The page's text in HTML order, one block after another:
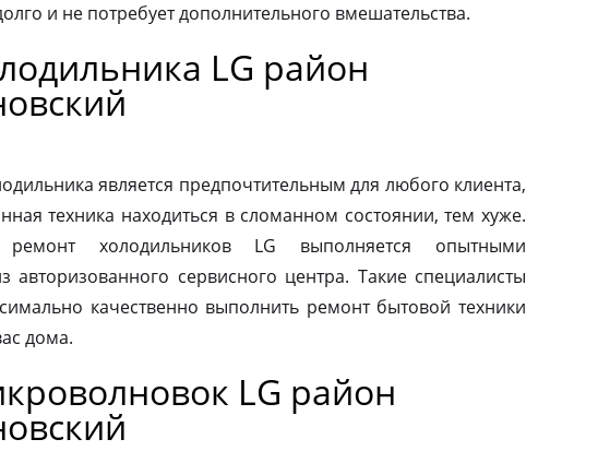
и не потребует дополнительного вмешательства.
LG район
является предпочтительным для любого клиента,
техника находиться в сломанном состоянии, тем хуже.
холодильников LG выполняется опытными
авторизованного сервисного центра. Такие специалисты
качественно выполнить ремонт бытовой техники
дома.
LG район